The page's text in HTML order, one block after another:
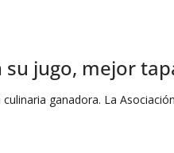
jugo, mejor
ganadora. La